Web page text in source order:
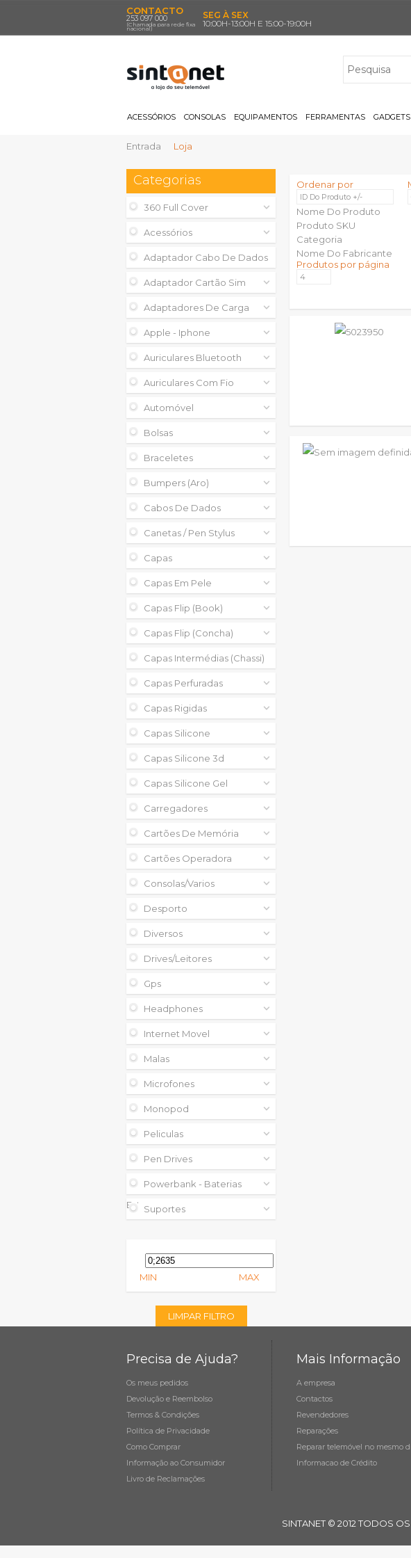
CONTACTO
253 097 000
(Chamada para rede fixa
nacional)
SEG À SEX
10:00H-13:00H E 15:00-19:00H
ACESSÓRIOS CONSOLAS EQUIPAMENTOS FERRAMENTAS GADGETS
Entrada Loja
Categorias
360 Full Cover
Acessórios
Adaptador Cabo De Dados
Adaptador Cartão Sim
Adaptadores De Carga
Apple - Iphone
Auriculares Bluetooth
Auriculares Com Fio
Automóvel
Bolsas
Braceletes
Bumpers (aro)
Cabos De Dados
Canetas / Pen Stylus
Capas
Capas Em Pele
Capas Flip (book)
Capas Flip (concha)
Capas Intermédias (chassi)
Capas Perfuradas
Capas Rigidas
Capas Silicone
Capas Silicone 3d
Capas Silicone Gel
Carregadores
Cartões De Memória
Cartões Operadora
Consolas/varios
Desporto
Diversos
Drives/leitores
Gps
Headphones
Internet Movel
Malas
Microfones
Monopod
Peliculas
Pen Drives
Powerbank - Baterias
ExternasSuportes
MIN MAX
LIMPAR FILTRO
Ordenar por
ID Do Produto +/-
Nome Do Produto
Produto SKU
Categoria
Nome Do Fabricante
Produtos por página
Precisa de Ajuda?
Os meus pedidos
Devolução e Reembolso
Termos & Condições
Política de Privacidade
Como Comprar
Informação ao Consumidor
Livro de Reclamações
Mais Informação
A empresa
Contactos
Revendedores
Reparações
Reparar telemóvel no mesmo
Informacao de Crédito
SINTANET © 2012 TODOS